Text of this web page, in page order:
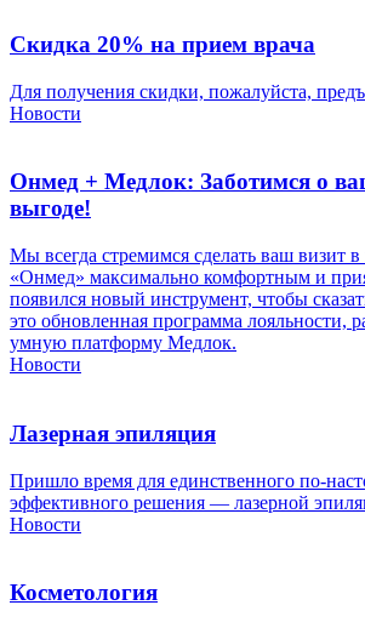
Скидка 20% на прием врача
Для получения скидки, пожалуйста,
Новости
Онмед + Медлок: Заботимся о
выгоде!
Мы всегда стремимся сделать ваш визит
«Онмед» максимально комфортным и
появился новый инструмент, чтобы
это обновленная программа лояльности,
умную платформу Медлок.
Новости
Лазерная эпиляция
Пришло время для единственного по-
эффективного решения — лазерной
Новости
Косметология